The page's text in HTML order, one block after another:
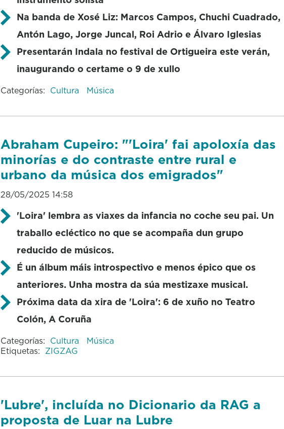
Na banda de Xosé Liz: Marcos Campos, Chuchi Cuadrado,
Antón Lago, Jorge Juncal, Roi Adrio e Álvaro Iglesias
Presentarán Indala no festival de Ortigueira este verán,
inaugurando o certame o 9 de xullo
Categorías: Cultura Música
Abraham Cupeiro: "'Loira' fai apoloxía das
minorías e do contraste entre rural e
urbano da música dos emigrados"
28/05/2025 14:58
'Loira' lembra as viaxes da infancia no coche seu pai. Un
traballo ecléctico no que se acompaña dun grupo
reducido de músicos.
É un álbum máis introspectivo e menos épico que os
anteriores. Unha mostra da súa mestizaxe musical.
Próxima data da xira de 'Loira': 6 de xuño no Teatro
Colón, A Coruña
Categorías: Cultura
Música
Etiquetas: ZIGZAG
'Lubre', incluída no Dicionario da RAG a
proposta de Luar na Lubre